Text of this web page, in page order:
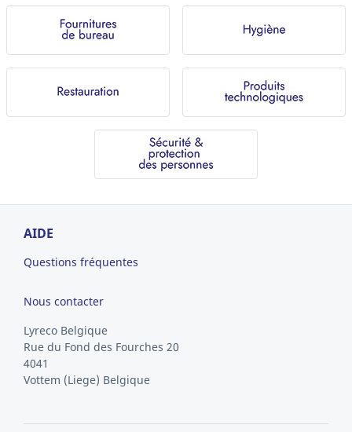
AIDE
Questions fréquentes
Nous contacter
Lyreco Belgique
Rue du Fond des Fourches 20
4041
Vottem (Liege) Belgique